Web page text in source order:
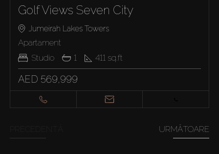
Golf Views Seven City
Jumeirah Lakes Towers
Apartament
Studio
1 411 sq.ft
AED 569,999
URMĂTOARE